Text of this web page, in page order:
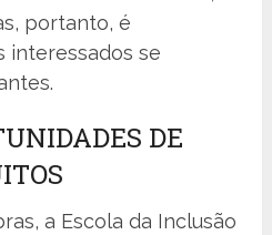
portanto, é
interessados se
DE
a Escola da Inclusão